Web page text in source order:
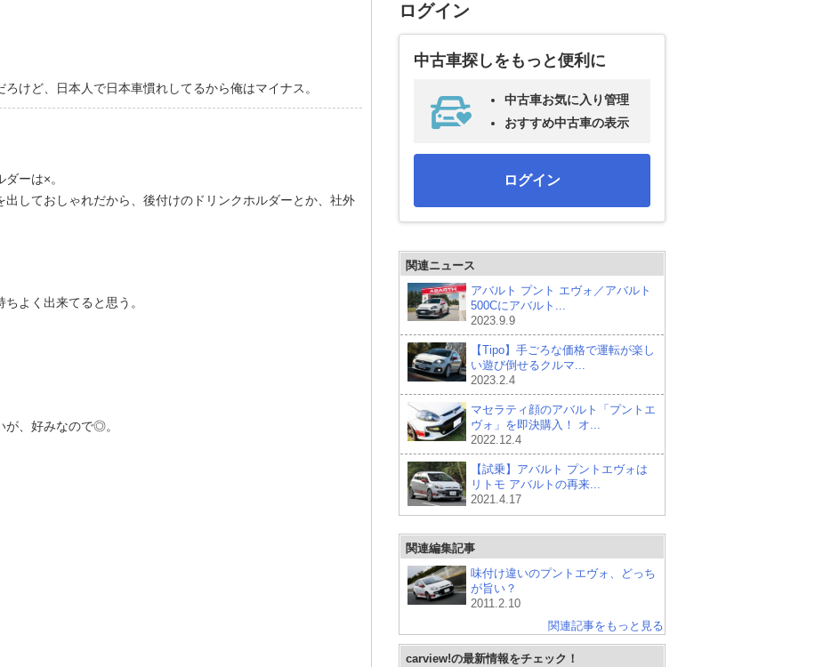
けど、日本人で日本車慣れしてるから俺はマイナス。
ーは×。
しておしゃれだから、後付けのドリンクホルダーとか、社外
よく出来てると思う。
が、好みなので◎。
ログイン
中古車探しをもっと便利に
中古車お気に入り管理
おすすめ中古車の表示
ログイン
関連ニュース
アバルト プント エヴォ／アバルト
500Cにアバルト...
2023.9.9
【Tipo】手ごろな価格で運転が楽し
い遊び倒せるクルマ...
2023.2.4
マセラティ顔のアバルト「プントエ
ヴォ」を即決購入！ オ...
2022.12.4
【試乗】アバルト プントエヴォは
リトモ アバルトの再来...
2021.4.17
関連編集記事
味付け違いのプントエヴォ、どっち
が旨い？
2011.2.10
関連記事をもっと見る
carview!の最新情報をチェック！